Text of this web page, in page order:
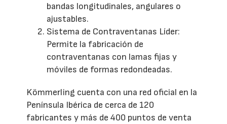
bandas longitudinales, angulares o
ajustables.
Sistema de Contraventanas Líder:
Permite la fabricación de
contraventanas con lamas fijas y
móviles de formas redondeadas.
Kömmerling cuenta con una red oficial en la
Península Ibérica de cerca de 120
fabricantes y más de 400 puntos de venta